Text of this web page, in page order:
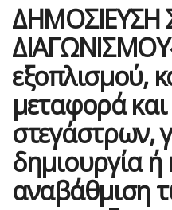
ΔΗΜΟΣΙΕΥΣΗ
εξοπλισμού,
μεταφορά
στεγάστρων,
δημιουργία ή
αναβάθμιση